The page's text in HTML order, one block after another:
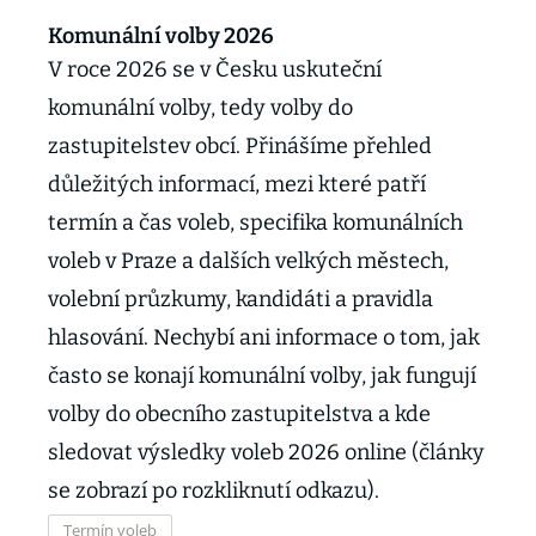
Komunální volby 2026
V roce 2026 se v Česku uskuteční
komunální volby, tedy volby do
zastupitelstev obcí. Přinášíme přehled
důležitých informací, mezi které patří
termín a čas voleb, specifika komunálních
voleb v Praze a dalších velkých městech,
volební průzkumy, kandidáti a pravidla
hlasování. Nechybí ani informace o tom, jak
často se konají komunální volby, jak fungují
volby do obecního zastupitelstva a kde
sledovat výsledky voleb 2026 online (články
se zobrazí po rozkliknutí odkazu).
Termín voleb